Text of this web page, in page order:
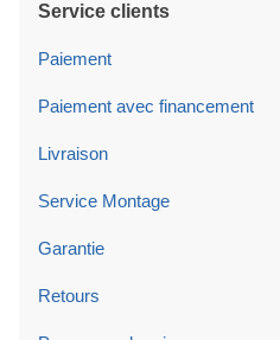
Service clients
Paiement
Paiement avec financement
Livraison
Service Montage
Garantie
Retours